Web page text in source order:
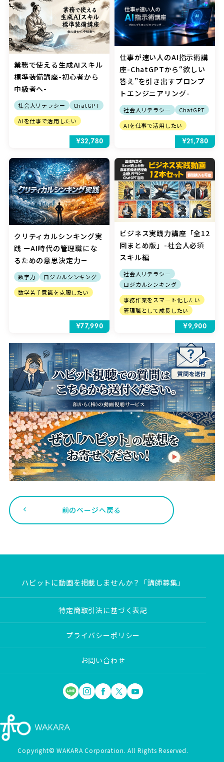
業務で使える生成AIスキル
標準装備講座-初心者から
中級者へ-
社会人リテラシー
ChatGPT
AIを仕事で活用したい
¥32,780
仕事が速い人のAI指示術講
座-ChatGPTから“欲しい
答え”を引き出すプロンプ
トエンジニアリング-
社会人リテラシー
ChatGPT
AIを仕事で活用したい
¥21,780
クリティカルシンキング実
践 ーAI時代の管理職にな
るための意思決定力－
数字力
ロジカルシンキング
数学苦手意識を克服したい
¥77,990
ビジネス実践力講座「全12
回まとめ版」-社会人必須
スキル編
社会人リテラシー
ロジカルシンキング
事務作業をスマート化したい
管理職として成長したい
¥9,900
前のページへ戻る
ハビットに動画を掲載しませんか？「講師募集」
特定商取引法に基づく表記
プライバシーポリシー
お問い合わせ
Copyright© WAKARA Corporation. All Rights Reserved.